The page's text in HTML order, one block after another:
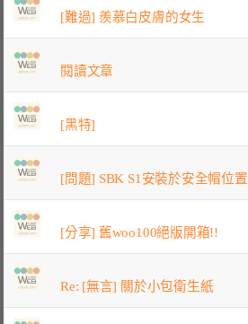
[難過] 羨慕白皮膚的女生
閱讀文章
[黑特]
[問題] SBK S1安裝於安全帽位置
[分享] 舊woo100絕版開箱!!
Re: [無言] 關於小包衛生紙